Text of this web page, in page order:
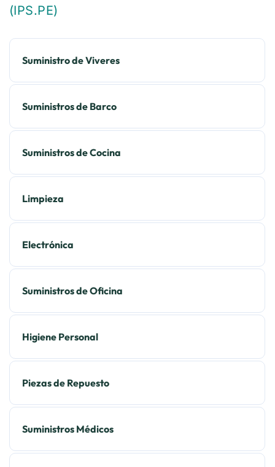
(IPS.PE)
Suministro de Viveres
Suministros de Barco
Suministros de Cocina
Limpieza
Electrónica
Suministros de Oficina
Higiene Personal
Piezas de Repuesto
Suministros Médicos